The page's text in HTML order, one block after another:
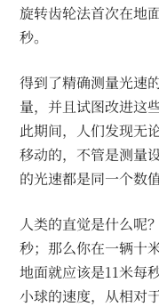
旋转齿轮法首次在地
秒。
得到了精确测量光速
量，并且试图改进这
此期间，人们发现无
移动的，不管是测量
的光速都是同一个数
人类的直觉是什么呢
秒；那么你在一辆十
地面就应该是11米每
小球的速度，从相对